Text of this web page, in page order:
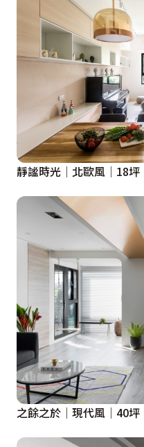
靜謐時光│北歐風│18坪
之餘之於│現代風│40坪